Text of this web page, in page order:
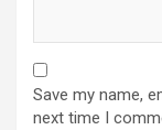
Save my name,
next time I